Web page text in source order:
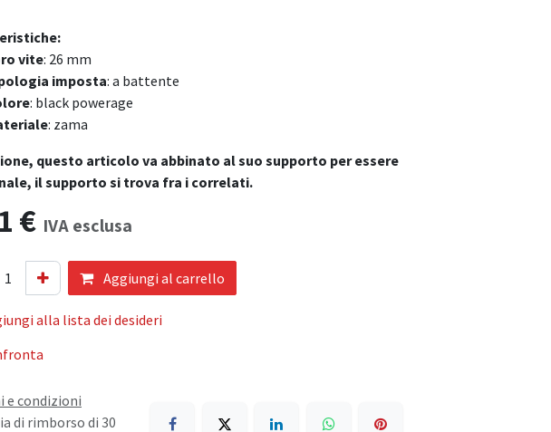
vite: 26 mm
imposta: a battente
: black powerage
: zama
questo articolo va abbinato al suo supporto per essere
il supporto si trova fra i correlati.
€ IVA esclusa
Aggiungi al carrello
alla lista dei desideri
e condizioni
di rimborso di 30